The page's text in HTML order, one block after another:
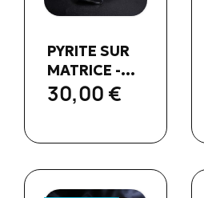
rapide
PYRITE SUR
MATRICE -...
30,00 €